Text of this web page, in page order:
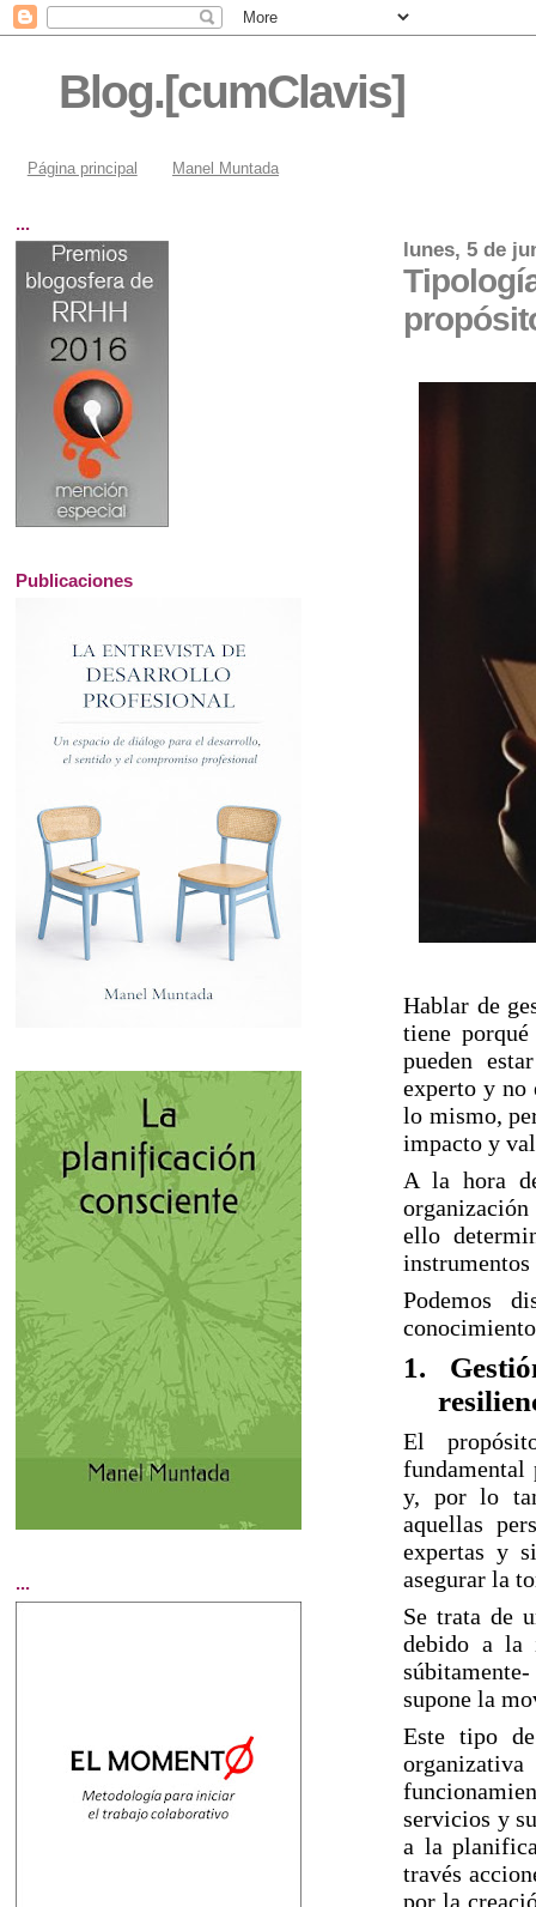
Blog.[cumClavis]
Página principal Manel Muntada
lunes, 5 de
Hablar de
tiene
pueden
experto y no
lo mismo,
impacto y
A la hora
ello
instrumentos
Podemos
1.
El
fundamental
y, por lo
aquellas
expertas y
asegurar la
Se trata de
debido a la
supone la
Este tipo
servicios y
a la
través
por la
...
Publicaciones
...